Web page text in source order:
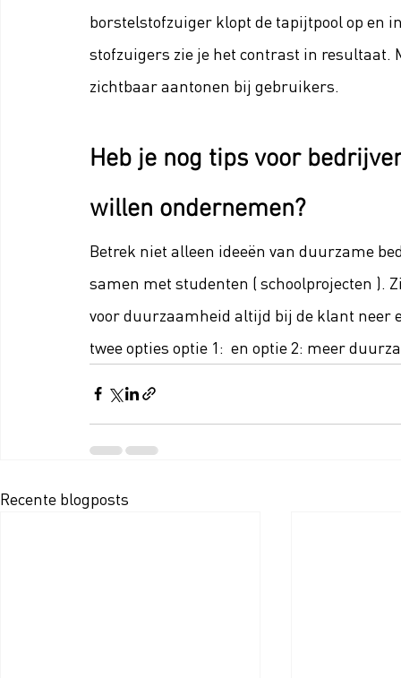
borstelstofzuiger klopt de tapijtpool op en
stofzuigers zie je het contrast in resultaat.
zichtbaar aantonen bij gebruikers.
Heb je nog tips voor
willen ondernemen?
Betrek niet alleen ideeën van duurzame
samen met studenten ( schoolprojecten ).
voor duurzaamheid altijd bij de klant neer
twee opties optie 1:  en optie 2: meer
Recente blogposts